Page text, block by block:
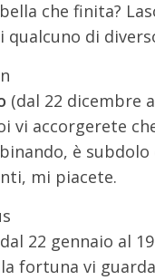
che finita?
qualcuno di
(dal 22 dicembre
vi accorgerete
è subdolo
mi piacete.
22 gennaio al
fortuna vi